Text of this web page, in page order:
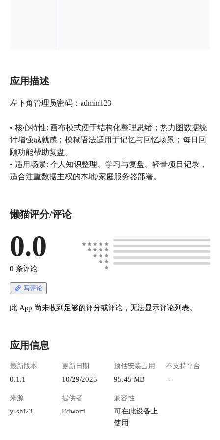
应用描述
左下角管理员密码：admin123
• 核心特性: 画布模式便于结构化整理思绪；热力图数据统
计增强成就感；模糊语法适用于记忆与回忆场景；每日回
顾功能帮助复盘。
• 适用场景: 个人知识整理、学习与复盘、轻量项目记录，
适合注重数据主权的本地/家庭服务器部署。
懒猫评分/评论
0.0
0 条评论
写评论
此 App 尚未收到足够的评分或评论，无法显示评论列表。
应用信息
最新版本
0.1.1
更新日期
10/29/2025
预估安装占用
95.45 MB
不支持平台
--
来源
y-shi23
提供者
Edward
兼容性
可在此设备上
使用